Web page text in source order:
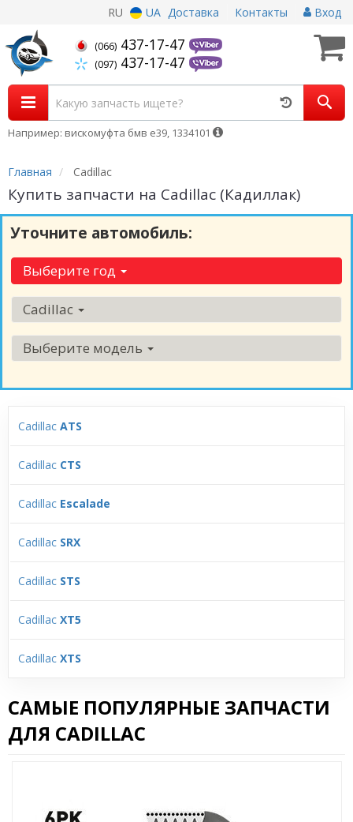
RU UA Доставка Контакты Вход
(066) 437-17-47
(097) 437-17-47
Например: вискомуфта бмв е39, 1334101
Главная Cadillac
Купить запчасти на Cadillac (Кадиллак)
Уточните автомобиль:
Выберите год
Cadillac
Выберите модель
Cadillac ATS
Cadillac CTS
Cadillac Escalade
Cadillac SRX
Cadillac STS
Cadillac XT5
Cadillac XTS
САМЫЕ ПОПУЛЯРНЫЕ ЗАПЧАСТИ
ДЛЯ CADILLAC